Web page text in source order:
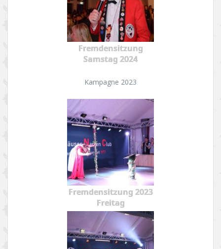
Fremdensitzung
Samstag 2024
Kampagne 2023
Fremdensitzung 2023
Freitag